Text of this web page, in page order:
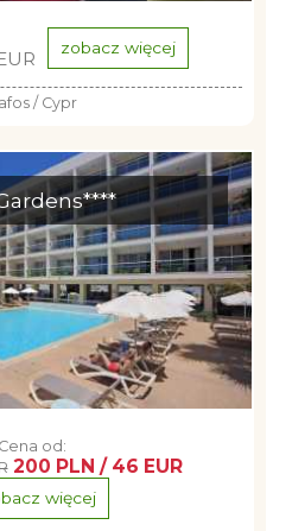
zobacz więcej
/ Cypr
Cena od:
200 PLN / 46 EUR
więcej